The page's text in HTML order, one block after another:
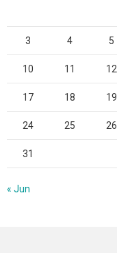
3 4 5
10 11 12
17 18 19
24 25 26
31
« Jun